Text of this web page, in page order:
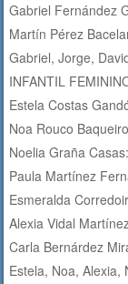
Gabriel Fernández
Martín Pérez
Gabriel, Jorge,
INFANTIL
Estela Costas
Noa Rouco
Noelia Graña
Paula Martínez
Esmeralda
Alexia Vidal
Carla Bernárdez
Estela, Noa, Alexia,